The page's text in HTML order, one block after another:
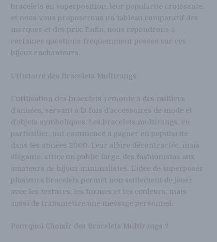
bracelets en superposition, leur popularité croissante,
et nous vous proposerons un tableau comparatif des
marques et des prix. Enfin, nous répondrons à
certaines questions fréquemment posées sur ces
bijoux enchanteurs.
L’Histoire des Bracelets Multirangs
L’utilisation des bracelets remonte à des milliers
d’années, servant à la fois d’accessoires de mode et
d’objets symboliques. Les bracelets multirangs, en
particulier, ont commencé à gagner en popularité
dans les années 2000. Leur allure décontractée, mais
élégante, attire un public large, des fashionistas aux
amateurs de bijoux minimalistes. L’idée de superposer
plusieurs bracelets permet non seulement de jouer
avec les textures, les formes et les couleurs, mais
aussi de transmettre une message personnel.
Pourquoi Choisir des Bracelets Multirangs ?